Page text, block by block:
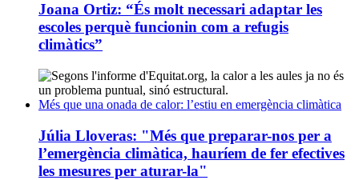
Joana Ortiz: “És molt necessari adaptar les
escoles perquè funcionin com a refugis
climàtics”
Més que una onada de calor: l’estiu en emergència climàtica
Júlia Lloveras: "Més que preparar-nos per a
l’emergència climàtica, hauríem de fer efectives
les mesures per aturar-la"